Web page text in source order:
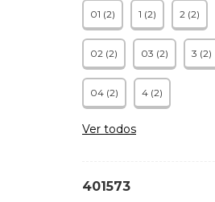
01 (2) 1 (2) 2 (2)
02 (2) 03 (2) 3 (2)
04 (2) 4 (2)
Ver todos
401573